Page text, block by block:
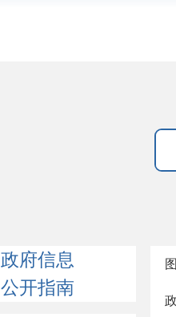
政府信息
公开指南